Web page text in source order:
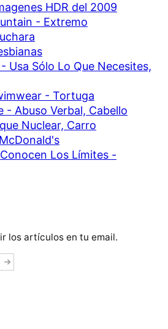
HDR del 2009
- Extremo
Usa Sólo Lo Que Necesites,
- Tortuga
- Abuso Verbal, Cabello
Nuclear, Carro
Los Límites -
los artículos en tu email.